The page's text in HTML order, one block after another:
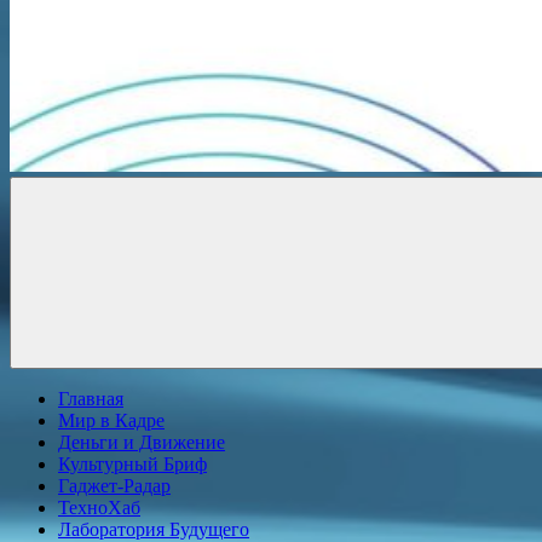
Главная
Мир в Кадре
Деньги и Движение
Культурный Бриф
Гаджет-Радар
ТехноХаб
Лаборатория Будущего